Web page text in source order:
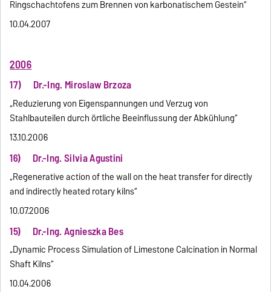
Ringschachtofens zum Brennen von karbonatischem Gestein“
10.04.2007
2006
17) Dr.-Ing. Miroslaw Brzoza
„Reduzierung von Eigenspannungen und Verzug von
Stahlbauteilen durch örtliche Beeinflussung der Abkühlung“
13.10.2006
16) Dr.-Ing. Silvia Agustini
„Regenerative action of the wall on the heat transfer for directly
and indirectly heated rotary kilns“
10.07.2006
15) Dr.-Ing. Agnieszka Bes
„Dynamic Process Simulation of Limestone Calcination in Normal
Shaft Kilns“
10.04.2006